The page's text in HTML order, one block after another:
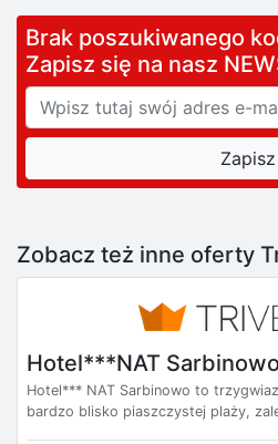
Brak poszukiwanego
Zapisz się na nasz
Zobacz też inne oferty
Hotel***NAT
Hotel*** NAT Sarbinowo to
bardzo blisko piaszczystej plaży,